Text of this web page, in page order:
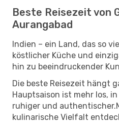
Beste Reisezeit von
Aurangabad
Indien – ein Land, das so
köstlicher Küche und
hin zu beeindruckender
Die beste Reisezeit hängt
Hauptsaison ist mehr los,
ruhiger und
kulinarische Vielfalt